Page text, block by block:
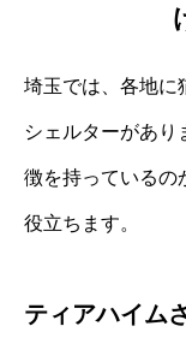
埼玉では、各地に
シェルターがあり
徴を持っているの
役立ちます。
ティアハイム